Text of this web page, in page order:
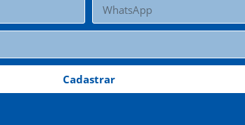
Cadastrar